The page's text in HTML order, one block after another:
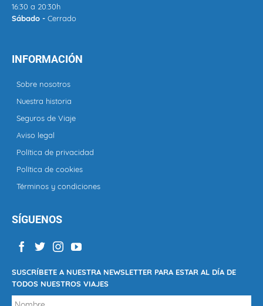
16:30 a 20:30h
Sábado - Cerrado
INFORMACIÓN
Sobre nosotros
Nuestra historia
Seguros de Viaje
Aviso legal
Política de privacidad
Política de cookies
Términos y condiciones
SÍGUENOS
SUSCRÍBETE A NUESTRA NEWSLETTER PARA ESTAR AL DÍA DE
TODOS NUESTROS VIAJES